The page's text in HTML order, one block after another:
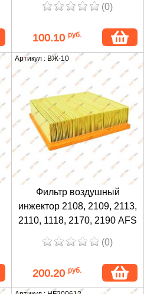
(0)
100.10 руб.
Артикул : ВЖ-10
Фильтр воздушный
инжектор 2108, 2109, 2113,
2110, 1118, 2170, 2190 AFS
(0)
200.20 руб.